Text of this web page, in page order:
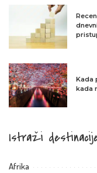
Kada
kada
Istraži
Afrika